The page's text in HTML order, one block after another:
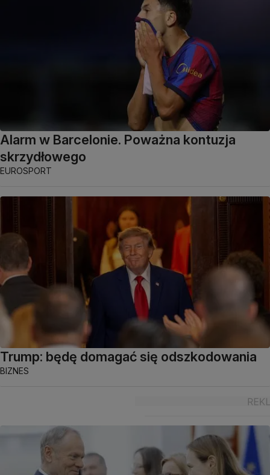
Alarm w Barcelonie. Poważna kontuzja
skrzydłowego
EUROSPORT
Trump: będę domagać się odszkodowania
BIZNES